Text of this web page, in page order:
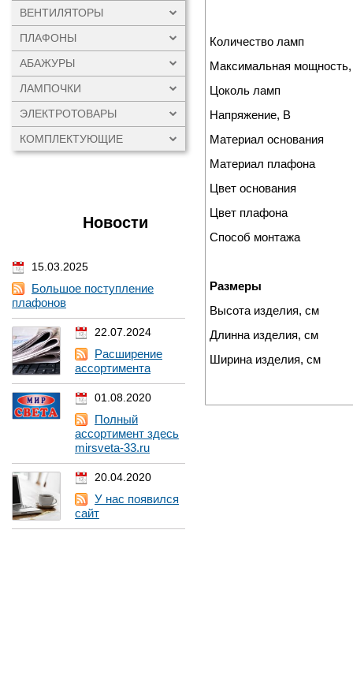
ВЕНТИЛЯТОРЫ
ПЛАФОНЫ
АБАЖУРЫ
ЛАМПОЧКИ
ЭЛЕКТРОТОВАРЫ
КОМПЛЕКТУЮЩИЕ
Новости
15.03.2025
Большое поступление
плафонов
22.07.2024
Расширение
ассортимента
01.08.2020
Полный
ассортимент здесь
mirsveta-33.ru
20.04.2020
У нас появился
сайт
Количество ламп
Максимальная
Цоколь ламп
Напряжение, В
Материал основания
Материал плафона
Цвет основания
Цвет плафона
Способ монтажа
Размеры
Высота изделия, см
Длинна изделия, см
Ширина изделия, см